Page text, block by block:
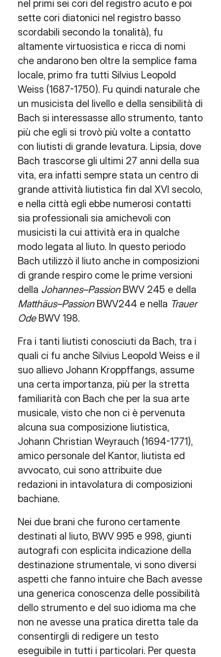
nel primi sei cori del registro acuto e poi
sette cori diatonici nel registro basso
scordabili secondo la tonalità), fu
altamente virtuosistica e ricca di nomi
che andarono ben oltre la semplice fama
locale, primo fra tutti Silvius Leopold
Weiss (1687-1750). Fu quindi naturale che
un musicista del livello e della sensibilità di
Bach si interessasse allo strumento, tanto
più che egli si trovò più volte a contatto
con liutisti di grande levatura. Lipsia, dove
Bach trascorse gli ultimi 27 anni della sua
vita, era infatti sempre stata un centro di
grande attività liutistica fin dal XVI secolo,
e nella città egli ebbe numerosi contatti
sia professionali sia amichevoli con
musicisti la cui attività era in qualche
modo legata al liuto. In questo periodo
Bach utilizzò il liuto anche in composizioni
di grande respiro come le prime versioni
della Johannes–PassionBWV 245 e della
Matthäus–PassionBWV244 e nella Trauer
OdeBWV 198.
Fra i tanti liutisti conosciuti da Bach, tra i
quali ci fu anche Silvius Leopold Weiss e il
suo allievo Johann Kroppffangs, assume
una certa importanza, più per la stretta
familiarità con Bach che per la sua arte
musicale, visto che non ci è pervenuta
alcuna sua composizione liutistica,
Johann Christian Weyrauch (1694-1771),
amico personale del Kantor, liutista ed
avvocato, cui sono attribuite due
redazioni in intavolatura di composizioni
bachiane.
Nei due brani che furono certamente
destinati al liuto, BWV 995 e 998, giunti
autografi con esplicita indicazione della
destinazione strumentale, vi sono diversi
aspetti che fanno intuire che Bach avesse
una generica conoscenza delle possibilità
dello strumento e del suo idioma ma che
non ne avesse una pratica diretta tale da
consentirgli di redigere un testo
eseguibile in tutti i particolari. Per questa